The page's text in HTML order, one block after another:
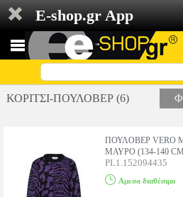
E-shop.gr App
ΚΟΡΙΤΣΙ-ΠΟΥΛΟΒΕΡ (6)
ΠΟΥΛΟΒΕΡ VERO
ΜΑΥΡΟ (134-140
PL1.152094435
Αμεσα διαθέσιμο